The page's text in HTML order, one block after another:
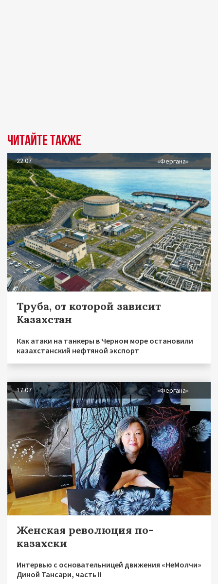
Читайте также
22.07 «Фергана»
Труба, от которой зависит
Казахстан
Как атаки на танкеры в Черном море остановили
казахстанский нефтяной экспорт
17.07 «Фергана»
Женская революция по-
казахски
Интервью с основательницей движения «НеМолчи»
Диной Тансари, часть II